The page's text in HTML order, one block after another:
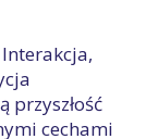
przyszłość
cechami